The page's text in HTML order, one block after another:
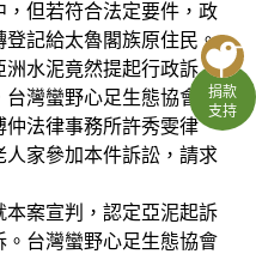
捐款
支持
但若符合法定要件，政
記給太魯閣族原住民。
水泥竟然提起行政訴
灣蠻野心足生態協會蔡
法律事務所許秀雯律
家參加本件訴訟，請求
案宣判，認定亞泥起訴
台灣蠻野心足生態協會